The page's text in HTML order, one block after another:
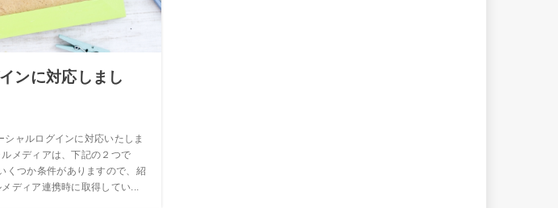
ンに対応しまし
シャルログインに対応いたしま
メディアは、下記の２つで
くつか条件がありますので、紹
ディア連携時に取得してい...